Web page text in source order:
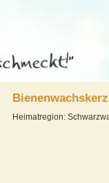
Heimatregion: